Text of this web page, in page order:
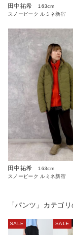
田中祐希
163cm
スノーピーク ルミネ新宿
田中祐希
163cm
スノーピーク ルミネ新宿
「パンツ」カテゴ
SALE SALE